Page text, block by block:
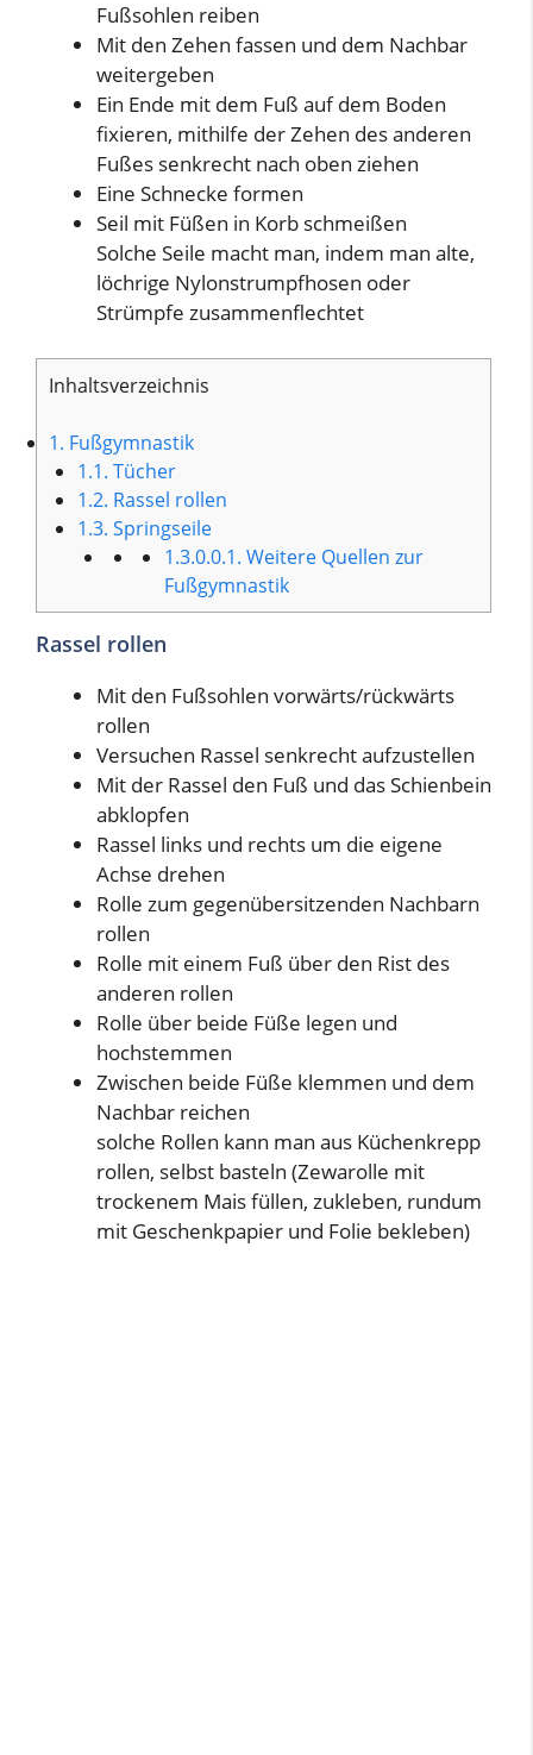
Fußsohlen reiben
Mit den Zehen fassen und dem Nachbar
weitergeben
Ein Ende mit dem Fuß auf dem Boden
fixieren, mithilfe der Zehen des anderen
Fußes senkrecht nach oben ziehen
Eine Schnecke formen
Seil mit Füßen in Korb schmeißen
Solche Seile macht man, indem man alte,
löchrige Nylonstrumpfhosen oder
Strümpfe zusammenflechtet
Inhaltsverzeichnis
1. Fußgymnastik
1.1. Tücher
1.2. Rassel rollen
1.3. Springseile
1.3.0.0.1. Weitere Quellen zur
Fußgymnastik
Rassel rollen
Mit den Fußsohlen vorwärts/rückwärts
rollen
Versuchen Rassel senkrecht aufzustellen
Mit der Rassel den Fuß und das Schienbein
abklopfen
Rassel links und rechts um die eigene
Achse drehen
Rolle zum gegenübersitzenden Nachbarn
rollen
Rolle mit einem Fuß über den Rist des
anderen rollen
Rolle über beide Füße legen und
hochstemmen
Zwischen beide Füße klemmen und dem
Nachbar reichen
solche Rollen kann man aus Küchenkrepp
rollen, selbst basteln (Zewarolle mit
trockenem Mais füllen, zukleben, rundum
mit Geschenkpapier und Folie bekleben)